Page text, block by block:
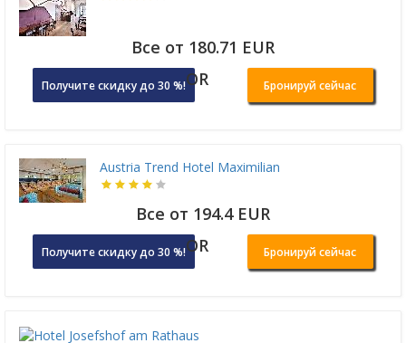
Все от 180.71 EUR
Получите скидку до 30 %!OR Бронируй сейчас
Austria Trend Hotel Maximilian
Все от 194.4 EUR
Получите скидку до 30 %!OR Бронируй сейчас